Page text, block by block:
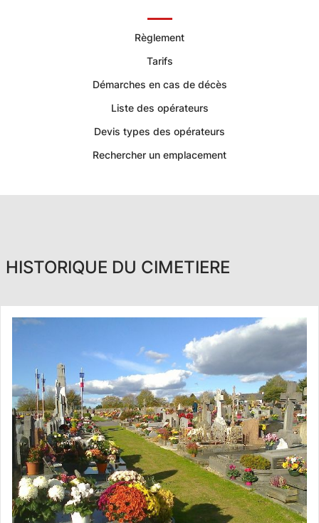
Règlement
Tarifs
Démarches en cas de décès
Liste des opérateurs
Devis types des opérateurs
Rechercher un emplacement
HISTORIQUE DU CIMETIERE